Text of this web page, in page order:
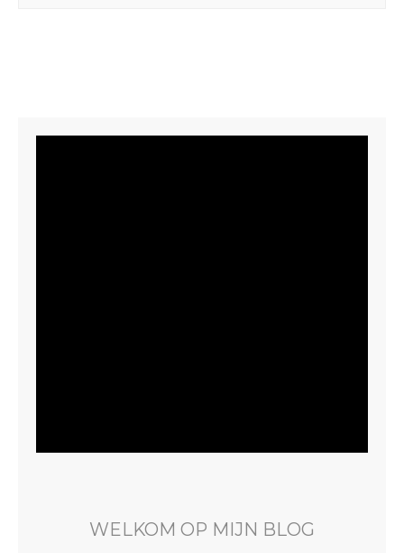
WELKOM OP MIJN BLOG